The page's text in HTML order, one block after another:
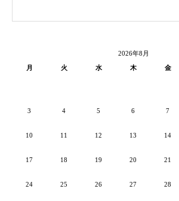
2026年8月
月
火 水 木 金
3 4 5 6 7
10 11 12 13 14
17 18 19 20 21
24 25 26 27 28